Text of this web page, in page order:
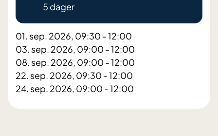
5 dager
01. sep. 2026, 09:30 - 12:00
03. sep. 2026, 09:00 - 12:00
08. sep. 2026, 09:00 - 12:00
22. sep. 2026, 09:30 - 12:00
24. sep. 2026, 09:00 - 12:00